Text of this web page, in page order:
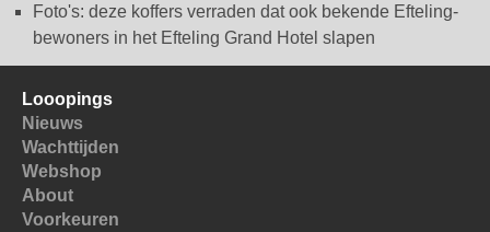
Foto's: deze koffers verraden dat ook bekende Efteling-
bewoners in het Efteling Grand Hotel slapen
Looopings
Nieuws
Wachttijden
Webshop
About
Voorkeuren